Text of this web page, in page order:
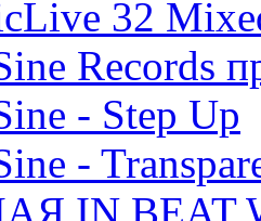
32
Records
- Step Up
-